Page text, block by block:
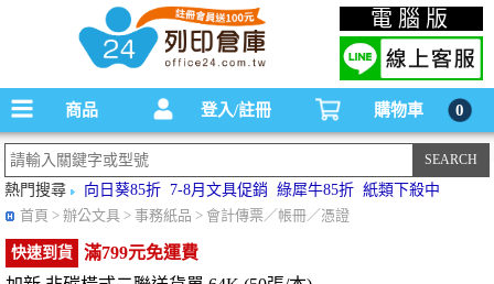
碳粉匣，墨水匣,原廠碳粉匣，副廠碳粉匣，環保碳粉匣,連續供墨印表機-office24列印
倉庫線上購物手機版
電腦版
商品 登入/註冊 購物車 0
熱門搜尋 向日葵85折 7-8月文具促銷 綠犀牛85折 紙類下殺中
首頁 > 辦公文具 > 事務紙品 > 會計傳票／帳冊／憑證
快速到貨
滿799元免運費